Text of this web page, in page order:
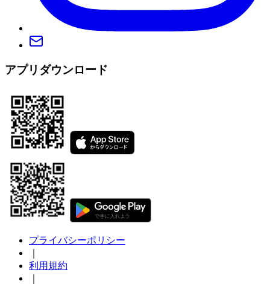
アプリダウンロード
プライバシーポリシー
利用規約